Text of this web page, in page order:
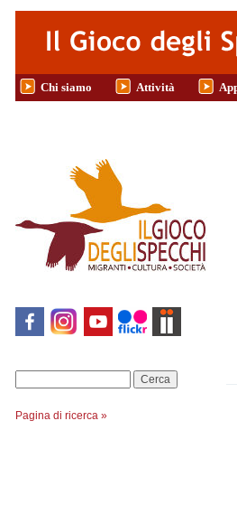
Salta al contenuto principale
Chi siamo Attività
Pagina di ricerca »